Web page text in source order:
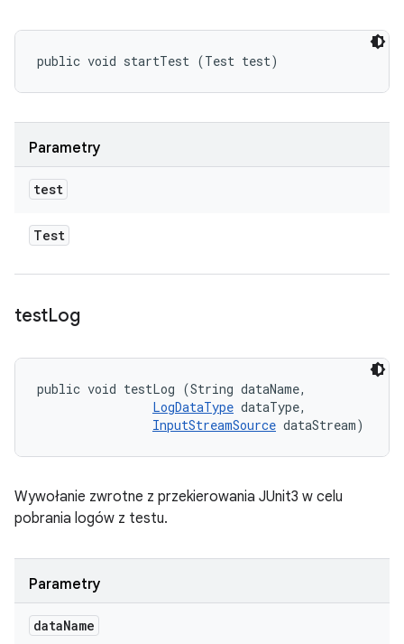
public void startTest (Test test)
Parametry
test
Test
testLog
public void testLog (String dataName,
LogDataType dataType,
InputStreamSource dataStream)
Wywołanie zwrotne z przekierowania JUnit3 w celu
pobrania logów z testu.
Parametry
dataName